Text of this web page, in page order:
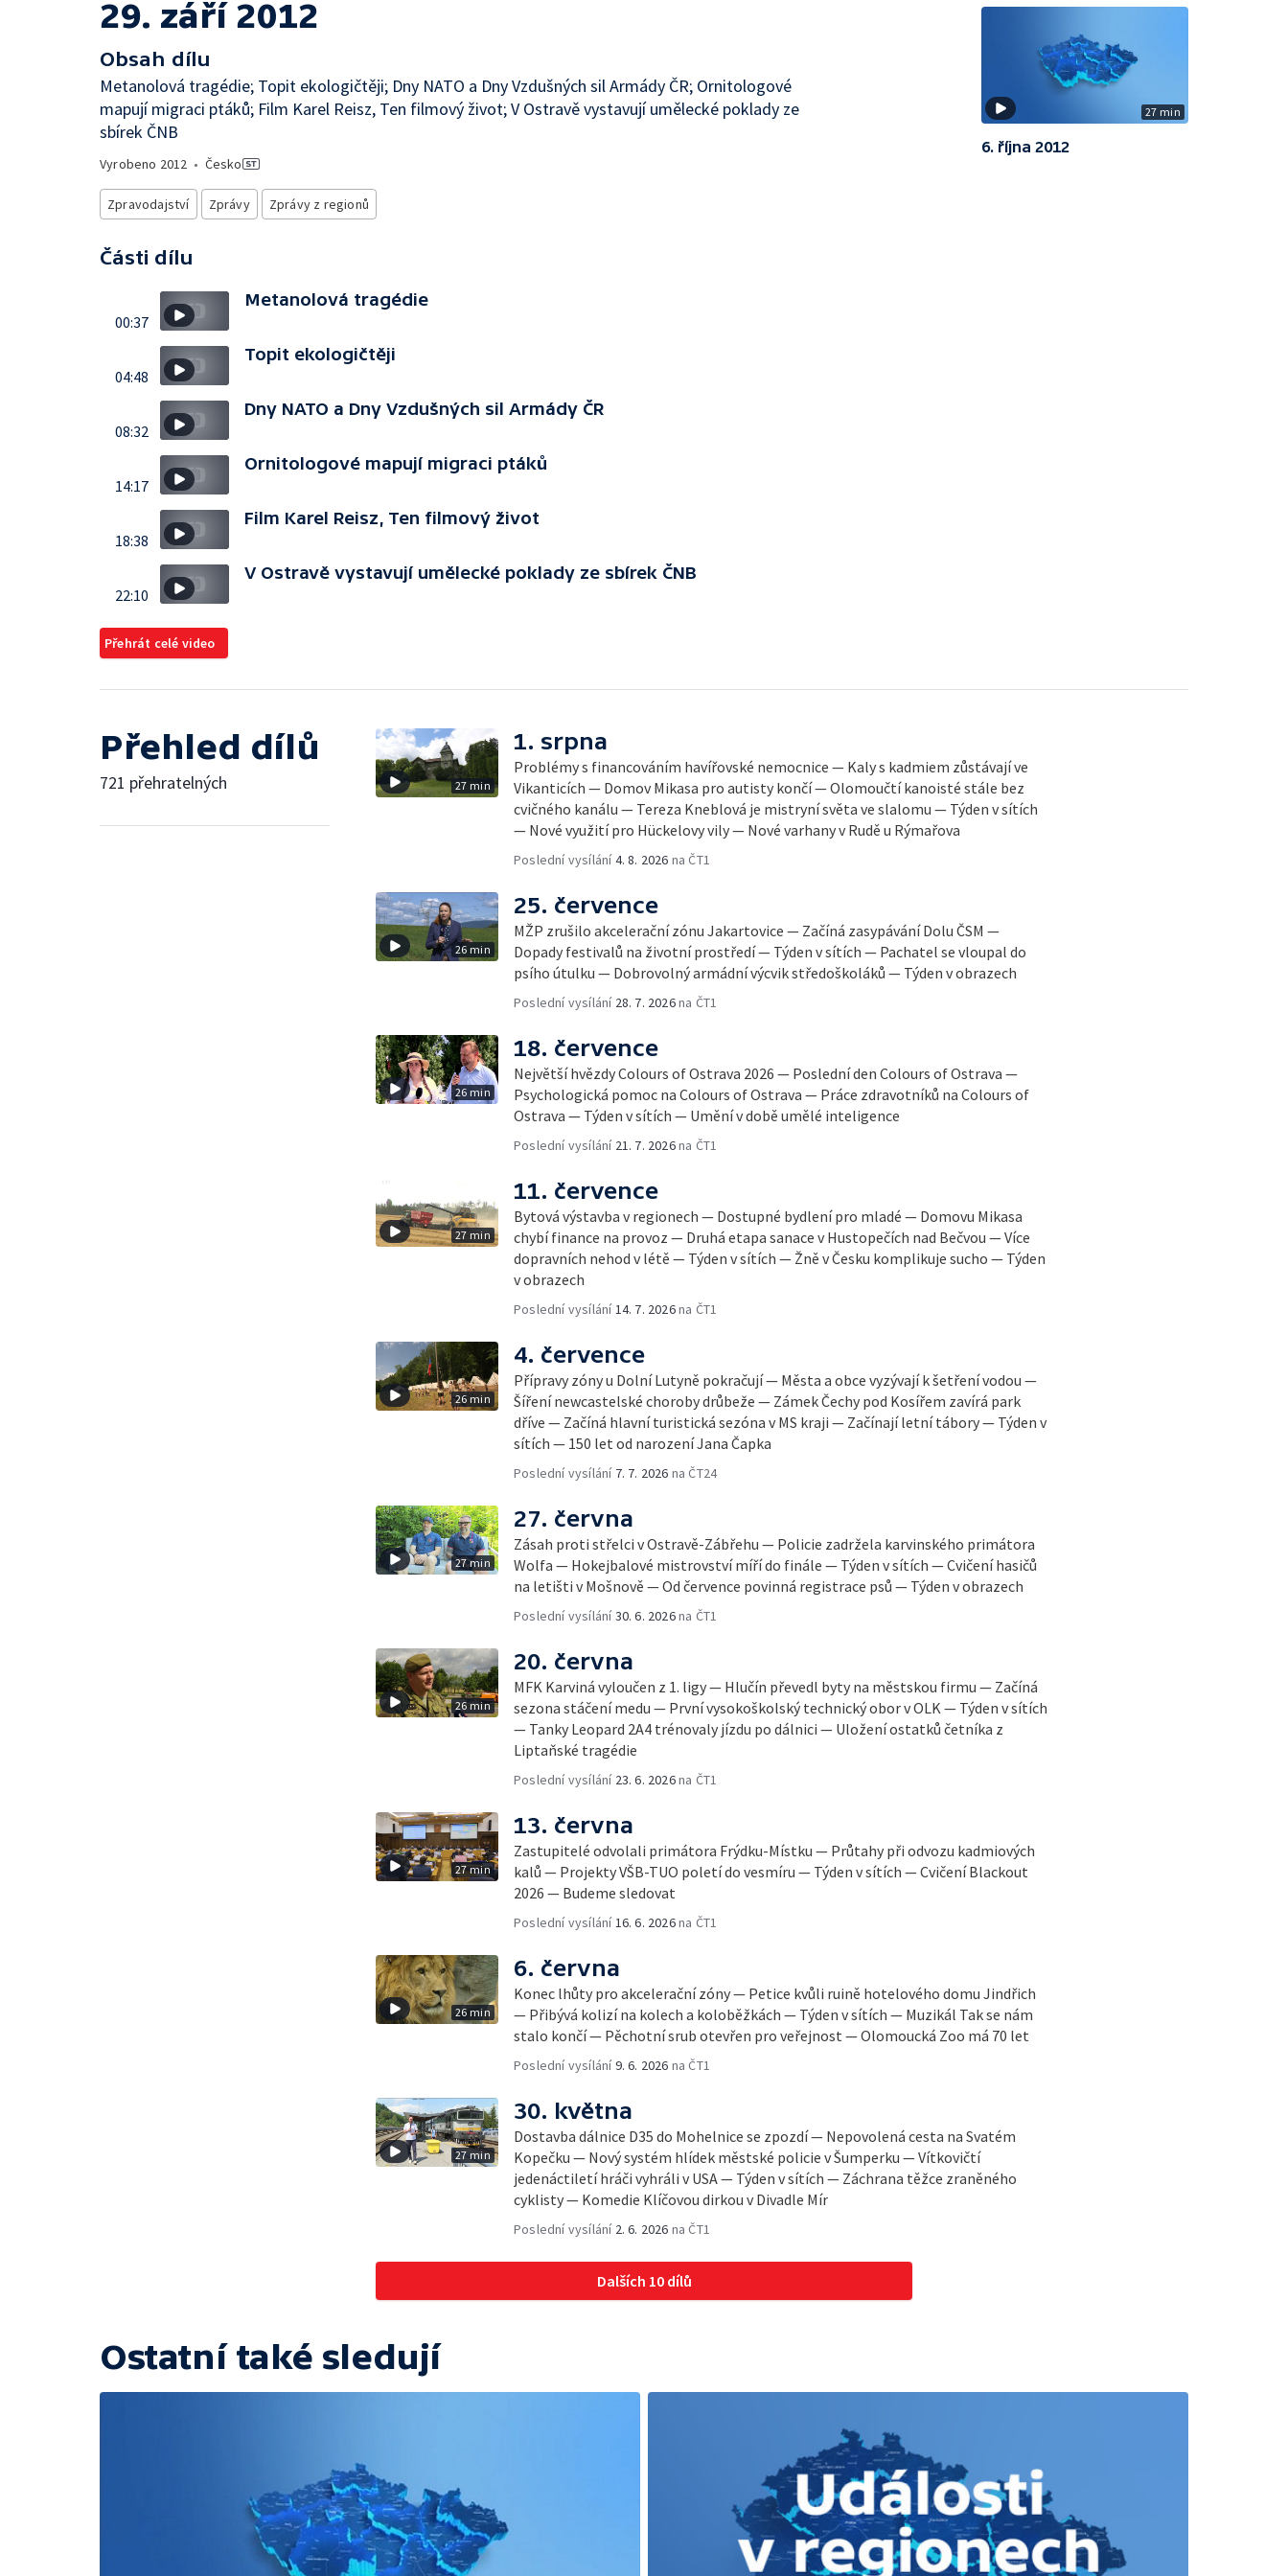
29. září 2012
Obsah dílu
Metanolová tragédie; Topit ekologičtěji; Dny NATO a Dny Vzdušných sil Armády ČR; Ornitologové
mapují migraci ptáků; Film Karel Reisz, Ten filmový život; V Ostravě vystavují umělecké poklady ze
sbírek ČNB
Vyrobeno 2012 • Česko
Zpravodajství Zprávy Zprávy z regionů
Části dílu
00:37
Metanolová tragédie
04:48
Topit ekologičtěji
08:32
Dny NATO a Dny Vzdušných sil Armády ČR
14:17
Ornitologové mapují migraci ptáků
18:38
Film Karel Reisz, Ten filmový život
22:10
V Ostravě vystavují umělecké poklady ze sbírek ČNB
Přehrát celé video
27 min
6. října 2012
Přehled dílů
721 přehratelných 27 min
1. srpna
Problémy s financováním havířovské nemocnice — Kaly s kadmiem zůstávají ve
Vikanticích — Domov Mikasa pro autisty končí — Olomoučtí kanoisté stále bez
cvičného kanálu — Tereza Kneblová je mistryní světa ve slalomu — Týden v sítích
— Nové využití pro Hückelovy vily — Nové varhany v Rudě u Rýmařova
Poslední vysílání4. 8. 2026 na ČT1
26 min
25. července
MŽP zrušilo akcelerační zónu Jakartovice — Začíná zasypávání Dolu ČSM —
Dopady festivalů na životní prostředí — Týden v sítích — Pachatel se vloupal do
psího útulku — Dobrovolný armádní výcvik středoškoláků — Týden v obrazech
Poslední vysílání 28. 7. 2026na ČT1
26 min
18. července
Největší hvězdy Colours of Ostrava 2026 — Poslední den Colours of Ostrava —
Psychologická pomoc na Colours of Ostrava — Práce zdravotníků na Colours of
Ostrava — Týden v sítích — Umění v době umělé inteligence
Poslední vysílání 21. 7. 2026na ČT1
27 min
11. července
Bytová výstavba v regionech — Dostupné bydlení pro mladé — Domovu Mikasa
chybí finance na provoz — Druhá etapa sanace v Hustopečích nad Bečvou — Více
dopravních nehod v létě — Týden v sítích — Žně v Česku komplikuje sucho — Týden
v obrazech
Poslední vysílání14. 7. 2026na ČT1
26 min
4. července
Přípravy zóny u Dolní Lutyně pokračují — Města a obce vyzývají k šetření vodou —
Šíření newcastelské choroby drůbeže — Zámek Čechy pod Kosířem zavírá park
dříve — Začíná hlavní turistická sezóna v MS kraji — Začínají letní tábory — Týden v
sítích — 150 let od narození Jana Čapka
Poslední vysílání 7. 7. 2026 na ČT24
27 min
27. června
Zásah proti střelci v Ostravě-Zábřehu — Policie zadržela karvinského primátora
Wolfa — Hokejbalové mistrovství míří do finále — Týden v sítích — Cvičení hasičů
na letišti v Mošnově — Od července povinná registrace psů — Týden v obrazech
Poslední vysílání30. 6. 2026na ČT1
26 min
20. června
MFK Karviná vyloučen z 1. ligy — Hlučín převedl byty na městskou firmu — Začíná
sezona stáčení medu — První vysokoškolský technický obor v OLK — Týden v sítích
— Tanky Leopard 2A4 trénovaly jízdu po dálnici — Uložení ostatků četníka z
Liptaňské tragédie
Poslední vysílání 23. 6. 2026na ČT1
27 min
13. června
Zastupitelé odvolali primátora Frýdku-Místku — Průtahy při odvozu kadmiových
kalů — Projekty VŠB-TUO poletí do vesmíru — Týden v sítích — Cvičení Blackout
2026 — Budeme sledovat
Poslední vysílání16. 6. 2026na ČT1
26 min
6. června
Konec lhůty pro akcelerační zóny — Petice kvůli ruině hotelového domu Jindřich
— Přibývá kolizí na kolech a koloběžkách — Týden v sítích — Muzikál Tak se nám
stalo končí — Pěchotní srub otevřen pro veřejnost — Olomoucká Zoo má 70 let
Poslední vysílání9. 6. 2026 na ČT1
27 min
30. května
Dostavba dálnice D35 do Mohelnice se zpozdí — Nepovolená cesta na Svatém
Kopečku — Nový systém hlídek městské policie v Šumperku — Vítkovičtí
jedenáctiletí hráči vyhráli v USA — Týden v sítích — Záchrana těžce zraněného
cyklisty — Komedie Klíčovou dirkou v Divadle Mír
Poslední vysílání 2. 6. 2026 na ČT1
Dalších 10 dílů
Ostatní také sledují